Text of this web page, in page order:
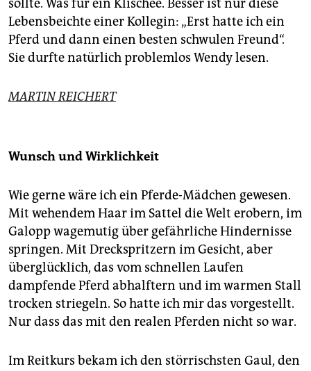
sollte. Was für ein Klischee. Besser ist nur diese
Lebensbeichte einer Kollegin: „Erst hatte ich ein
Pferd und dann einen besten schwulen Freund“.
Sie durfte natürlich problemlos Wendy lesen.
MARTIN REICHERT
Wunsch und Wirklichkeit
Wie gerne wäre ich ein Pferde-Mädchen gewesen.
Mit wehendem Haar im Sattel die Welt erobern, im
Galopp wagemutig über gefährliche Hindernisse
springen. Mit Dreckspritzern im Gesicht, aber
überglücklich, das vom schnellen Laufen
dampfende Pferd abhalftern und im warmen Stall
trocken striegeln. So hatte ich mir das vorgestellt.
Nur dass das mit den realen Pferden nicht so war.
Im Reitkurs bekam ich den störrischsten Gaul, den